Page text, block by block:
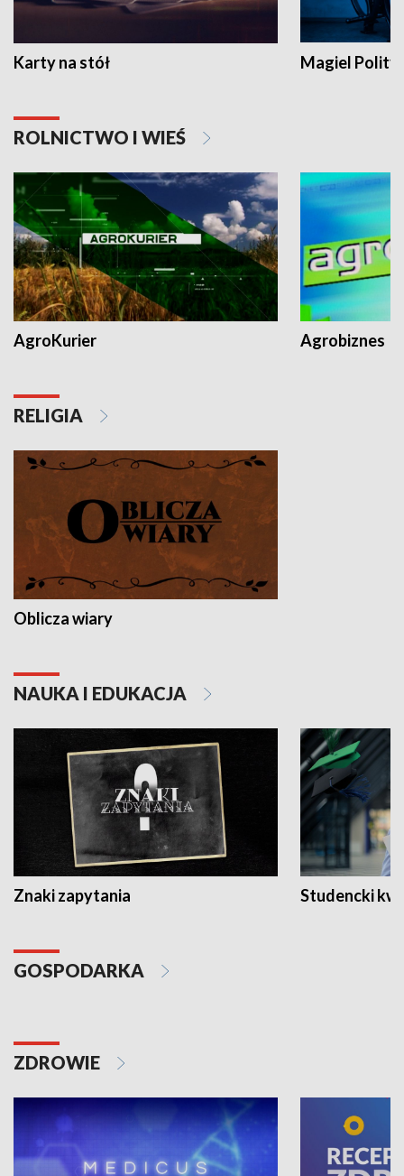
Karty na stół Magiel
ROLNICTWO I WIEŚ
AgroKurier Agrobiznes
RELIGIA
Oblicza wiary
NAUKA I EDUKACJA
Znaki zapytania Studencki
GOSPODARKA
ZDROWIE